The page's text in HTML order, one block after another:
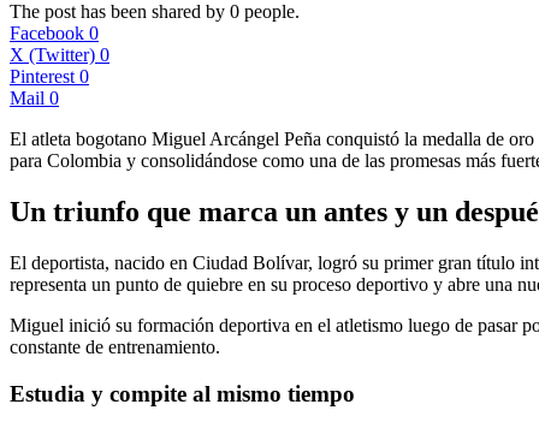
The post has been shared by 0 people.
Facebook 0
X (Twitter) 0
Pinterest 0
Mail 0
El atleta bogotano Miguel Arcángel Peña conquistó la medalla de
para Colombia y consolidándose como una de las promesas más
Un triunfo que marca un antes y un
El deportista, nacido en Ciudad Bolívar, logró su primer gran título
representa un punto de quiebre en su proceso deportivo y abre una
Miguel inició su formación deportiva en el atletismo luego de pasar
constante de entrenamiento.
Estudia y compite al mismo tiempo